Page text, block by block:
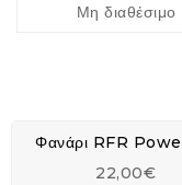
Μη διαθέσιμο
22,00€